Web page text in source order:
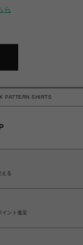
ら
PATTERN SHIRTS
える
イント進呈